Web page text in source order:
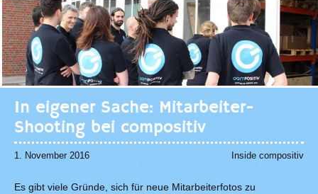
In eigener Sache: Mitarbeiter-
Shooting bei compositiv
1. November 2016 Inside compositiv
Es gibt viele Gründe, sich für neue Mitarbeiterfotos zu